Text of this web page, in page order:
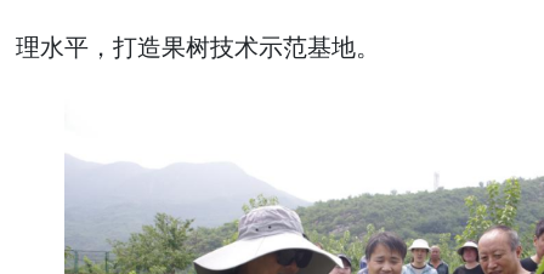
理水平，打造果树技术示范基地。